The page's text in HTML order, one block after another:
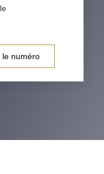
le numéro